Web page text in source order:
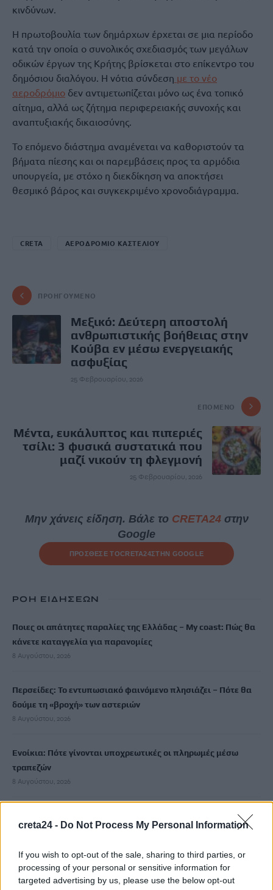
creta24 - Do Not Process My Personal Information
If you wish to opt-out of the sale, sharing to third parties, or
processing of your personal or sensitive information for
targeted advertising by us, please use the below opt-out
κινδύνων.
Η πρωτοβουλία των δημάρχων έρχεται σε μια περίοδο
κατά την οποία ο συνολικός σχεδιασμός των μεγάλων
οδικών έργων της Κρήτης βρίσκεται στο επίκεντρο του
δημόσιου διαλόγου. Η νότια σύνδεση με το νέο
αεροδρόμιο δεν αντιμετωπίζεται μόνο ως ένα τοπικό
αίτημα, αλλά ως ζήτημα περιφερειακής συνοχής και
αναπτυξιακής δικαιοσύνης.
Το επόμενο διάστημα αναμένεται να καθοριστούν τα
βήματα πίεσης και οι παρεμβάσεις προς τα αρμόδια
υπουργεία, με στόχο η διεκδίκηση να αποκτήσει
θεσμικό βάρος και συγκεκριμένο χρονοδιάγραμμα.
CRETA ΑΕΡΟΔΡΟΜΙΟ ΚΑΣΤΕΛΙΟΥ
ΠΡΟΗΓΟΎΜΕΝΟ
Μεξικό: Δεύτερη αποστολή
ανθρωπιστικής βοήθειας στην
Κούβα εν μέσω ενεργειακής
ασφυξίας
25 Φεβρουαρίου, 2026
ΕΠΌΜΕΝΟ
Μέντα, ευκάλυπτος και πιπεριές
τσίλι: 3 φυσικά συστατικά που
μαζί νικούν τη φλεγμονή
25 Φεβρουαρίου, 2026
Μην χάνεις είδηση. Βάλε το CRETA24στην
Google
ΠΡΟΣΘΕΣΕ ΤΟCRETA24ΣΤΗΝ GOOGLE
ΡΟΗ ΕΙΔΗΣΕΩΝ
Ποιες οι απάτητες παραλίες της Ελλάδας – My coast: Πώς θα
κάνετε καταγγελία για παρανομίες
8 Αυγούστου, 2026
Περσείδες: Το εντυπωσιακό φαινόμενο πλησιάζει – Πότε θα
δούμε τη «βροχή» των αστεριών
8 Αυγούστου, 2026
Ενοίκια: Πότε γίνονται υποχρεωτικές οι πληρωμές μέσω
τραπεζών
8 Αυγούστου, 2026
γαϊδουράκια της μετά τις πυρκαγιές
Στις 19 Αυγούστου η γενική συνέλευση του συλλόγου